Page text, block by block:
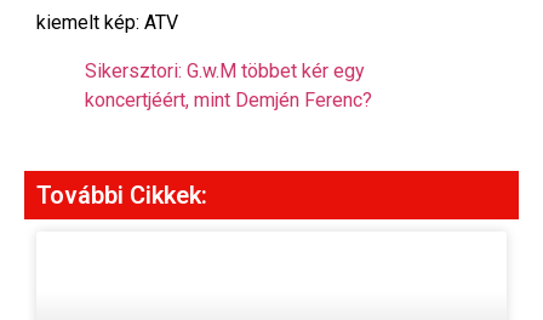
kiemelt kép: ATV
Sikersztori: G.w.M többet kér egy
koncertjéért, mint Demjén Ferenc?
További Cikkek: